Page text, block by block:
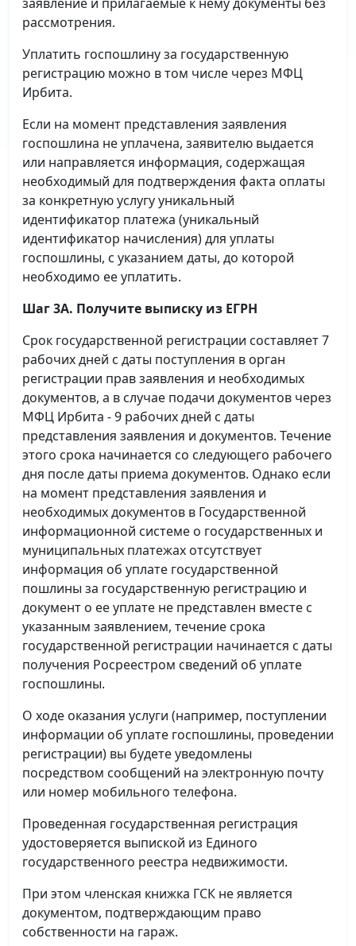
рассмотрения.
Уплатить госпошлину за государственную
регистрацию можно в том числе через МФЦ
Ирбита.
Если на момент представления заявления
госпошлина не уплачена, заявителю выдается
или направляется информация, содержащая
необходимый для подтверждения факта оплаты
за конкретную услугу уникальный
идентификатор платежа (уникальный
идентификатор начисления) для уплаты
госпошлины, с указанием даты, до которой
необходимо ее уплатить.
Шаг 3А. Получите выписку из ЕГРН
Срок государственной регистрации составляет 7
рабочих дней с даты поступления в орган
регистрации прав заявления и необходимых
документов, а в случае подачи документов через
МФЦ Ирбита - 9 рабочих дней с даты
представления заявления и документов. Течение
этого срока начинается со следующего рабочего
дня после даты приема документов. Однако если
на момент представления заявления и
необходимых документов в Государственной
информационной системе о государственных и
муниципальных платежах отсутствует
информация об уплате государственной
пошлины за государственную регистрацию и
документ о ее уплате не представлен вместе с
указанным заявлением, течение срока
государственной регистрации начинается с даты
получения Росреестром сведений об уплате
госпошлины.
О ходе оказания услуги (например, поступлении
информации об уплате госпошлины, проведении
регистрации) вы будете уведомлены
посредством сообщений на электронную почту
или номер мобильного телефона.
Проведенная государственная регистрация
удостоверяется выпиской из Единого
государственного реестра недвижимости.
При этом членская книжка ГСК не является
документом, подтверждающим право
собственности на гараж.